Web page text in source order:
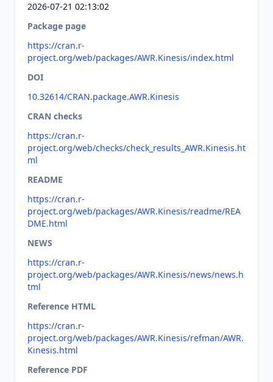
2026-07-21 02:13:02
Package page
https://cran.r-
project.org/web/packages/AWR.Kinesis/index.html
DOI
10.32614/CRAN.package.AWR.Kinesis
CRAN checks
https://cran.r-
project.org/web/checks/check_results_AWR.Kinesis.ht
ml
README
https://cran.r-
project.org/web/packages/AWR.Kinesis/readme/REA
DME.html
NEWS
https://cran.r-
project.org/web/packages/AWR.Kinesis/news/news.h
tml
Reference HTML
https://cran.r-
project.org/web/packages/AWR.Kinesis/refman/AWR.
Kinesis.html
Reference PDF